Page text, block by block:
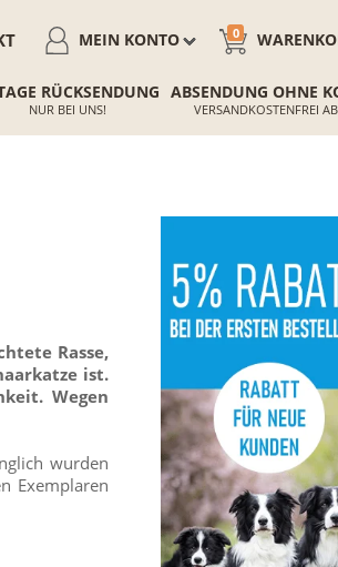
0
MEIN KONTO
RÜCKSENDUNG
NUR BEI UNS!
ABSENDUNG OHNE
VERSANDKOSTENFREI
Rasse,
ist.
Wegen
wurden
Exemplaren